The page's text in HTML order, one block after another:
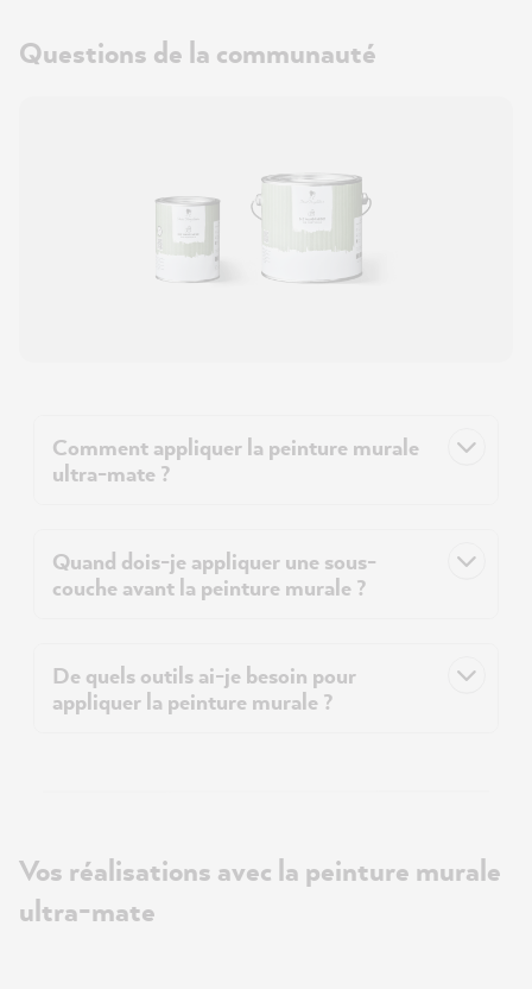
Questions de la communauté
Comment appliquer la peinture murale
ultra-mate ?
Quand dois-je appliquer une sous-
couche avant la peinture murale ?
De quels outils ai-je besoin pour
appliquer la peinture murale ?
Vos réalisations avec la peinture murale
ultra-mate